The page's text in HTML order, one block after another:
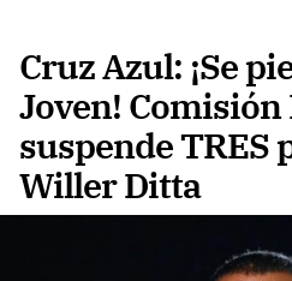
Cruz Azul: ¡Se
Joven!
suspende TRES
Willer Ditta